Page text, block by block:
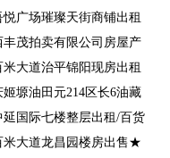
广场璀璨天街商铺出租
丰茂拍卖有限公司房屋产
大道治平锦阳现房出租
姬塬油田元214区长6油藏
国际七楼整层出租/百货
大道龙昌园楼房出售★